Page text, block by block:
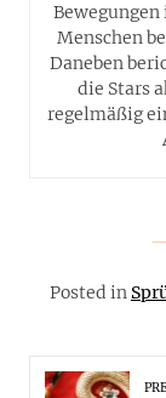
Menschen
Daneben
die Stars
regelmäßig
Posted in